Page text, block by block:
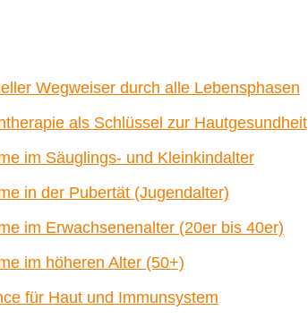
Wegweiser durch alle Lebensphasen
als Schlüssel zur Hautgesundheit
im Säuglings- und Kleinkindalter
in der Pubertät (Jugendalter)
im Erwachsenenalter (20er bis 40er)
im höheren Alter (50+)
für Haut und Immunsystem